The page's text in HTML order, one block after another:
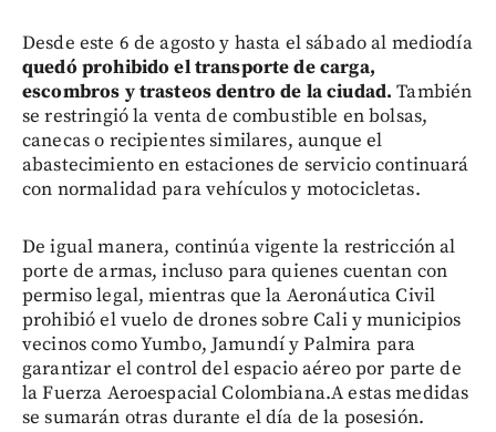
Desde este 6 de agosto y hasta el sábado al mediodía
quedó prohibido el transporte de carga,
escombros y trasteos dentro de la ciudad. También
se restringió la venta de combustible en bolsas,
canecas o recipientes similares, aunque el
abastecimiento en estaciones de servicio continuará
con normalidad para vehículos y motocicletas.
De igual manera, continúa vigente la restricción al
porte de armas, incluso para quienes cuentan con
permiso legal, mientras que la Aeronáutica Civil
prohibió el vuelo de drones sobre Cali y municipios
vecinos como Yumbo, Jamundí y Palmira para
garantizar el control del espacio aéreo por parte de
la Fuerza Aeroespacial Colombiana.A estas medidas
se sumarán otras durante el día de la posesión.